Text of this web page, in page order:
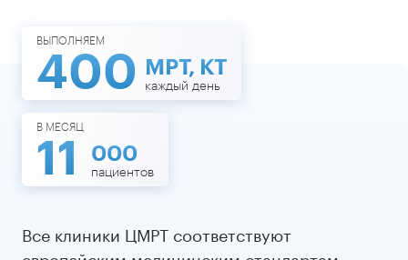
ВЫПОЛНЯЕМ
400 МРТ, КТ
каждый день
В МЕСЯЦ
11 000
пациентов
Все клиники ЦМРТ соответствуют